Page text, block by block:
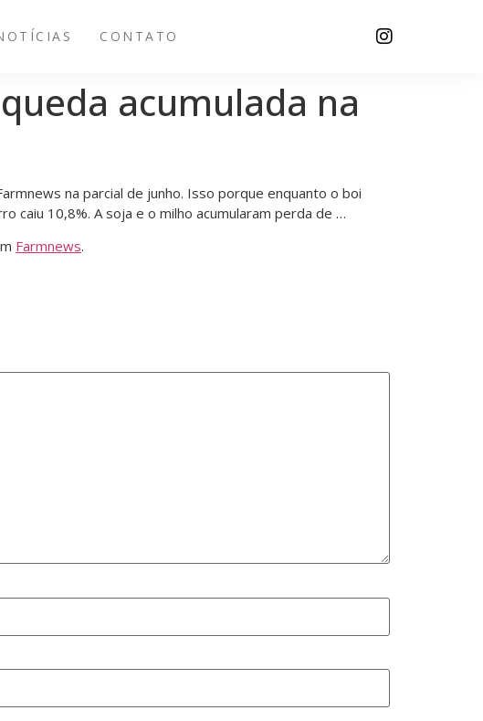
CONTATO
acumulada na
na parcial de junho. Isso porque enquanto o boi
caiu 10,8%. A soja e o milho acumularam perda de …
Farmnews.